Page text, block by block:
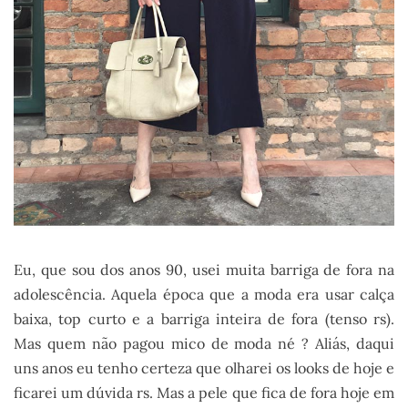
Eu, que sou dos anos 90, usei muita barriga de fora na
adolescência. Aquela época que a moda era usar calça
baixa, top curto e a barriga inteira de fora (tenso rs).
Mas quem não pagou mico de moda né ? Aliás, daqui
uns anos eu tenho certeza que olharei os looks de hoje e
ficarei um dúvida rs. Mas a pele que fica de fora hoje em